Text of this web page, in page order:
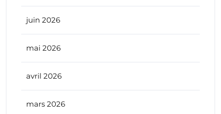
juin 2026
mai 2026
avril 2026
mars 2026